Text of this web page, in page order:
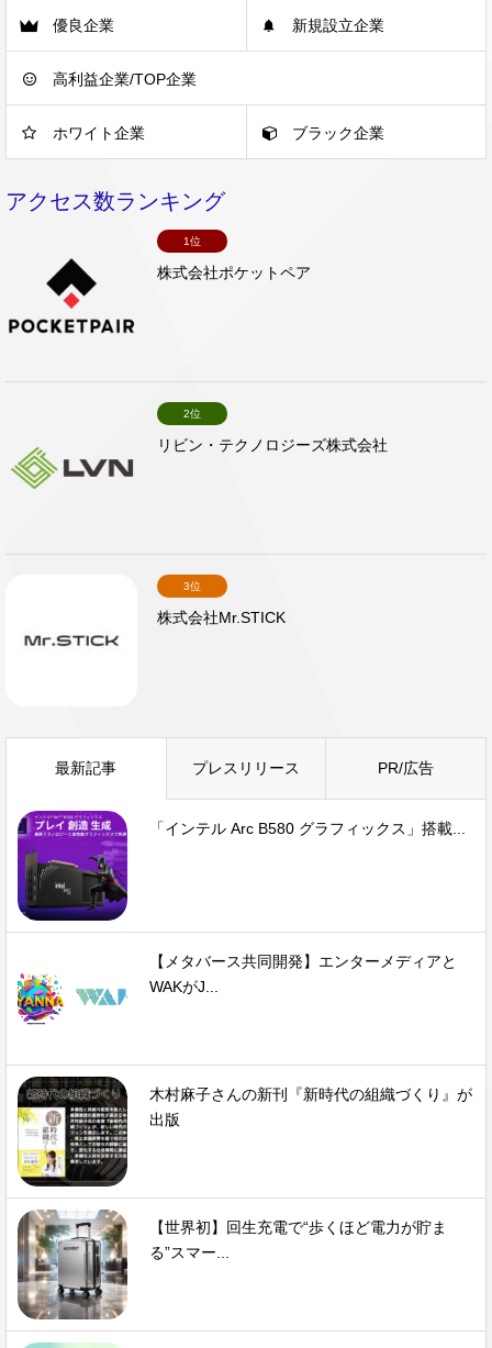
優良企業 新規設立企業
高利益企業/TOP企業
ホワイト企業 ブラック企業
アクセス数ランキング
1位
株式会社ポケットペア
2位
リビン・テクノロジーズ株式会社
3位
株式会社Mr.STICK
最新記事 プレスリリース PR/広告
「インテル Arc B580 グラフィックス」搭載...
【メタバース共同開発】エンターメディアと
WAKがJ...
木村麻子さんの新刊『新時代の組織づくり』が
出版
【世界初】回生充電で“歩くほど電力が貯ま
る”スマー...